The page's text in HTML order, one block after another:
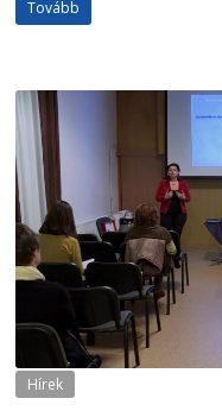
Tovább
Hírek